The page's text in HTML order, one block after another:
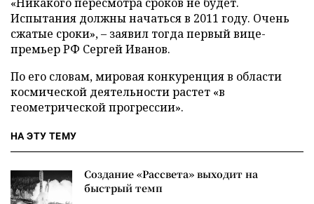
Испытания должны начаться в 2011 году. Очень
сжатые сроки», – заявил тогда первый вице-
премьер РФ Сергей Иванов.
По его словам, мировая конкуренция в области
космической деятельности растет «в
геометрической прогрессии».
НА ЭТУ ТЕМУ
Создание «Рассвета» выходит на
быстрый темп